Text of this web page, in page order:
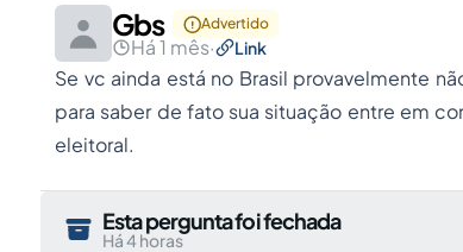
Gbs Advertido
Há 1 mês· Link
Se vc ainda está no Brasil provavelmente
para saber de fato sua situação entre em
eleitoral.
Esta pergunta foi fechada
Há 4 horas